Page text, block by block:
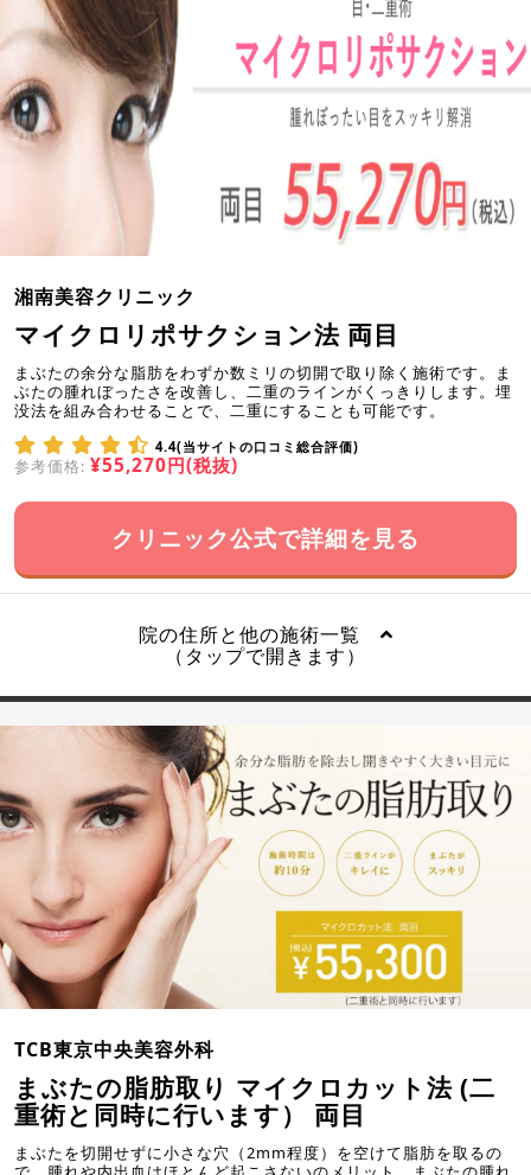
湘南美容クリニック
マイクロリポサクション法 両目
まぶたの余分な脂肪をわずか数ミリの切開で取り除く施術です。ま
ぶたの腫れぼったさを改善し、二重のラインがくっきりします。埋
没法を組み合わせることで、二重にすることも可能です。
4.4(当サイトの口コミ総合評価)
参考価格: ¥55,270円(税抜)
クリニック公式で詳細を見る
院の住所と他の施術一覧
（タップで開きます）
TCB東京中央美容外科
まぶたの脂肪取り マイクロカット法 (二
重術と同時に行います） 両目
まぶたを切開せずに小さな穴（2mm程度）を空けて脂肪を取るの